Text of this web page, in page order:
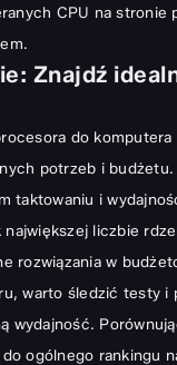
CPU na stronie
Znajdź
do
potrzeb i
taktowaniu i
największej liczbie
rozwiązania w
warto śledzić testy i
wydajność.
ogólnego rankingu